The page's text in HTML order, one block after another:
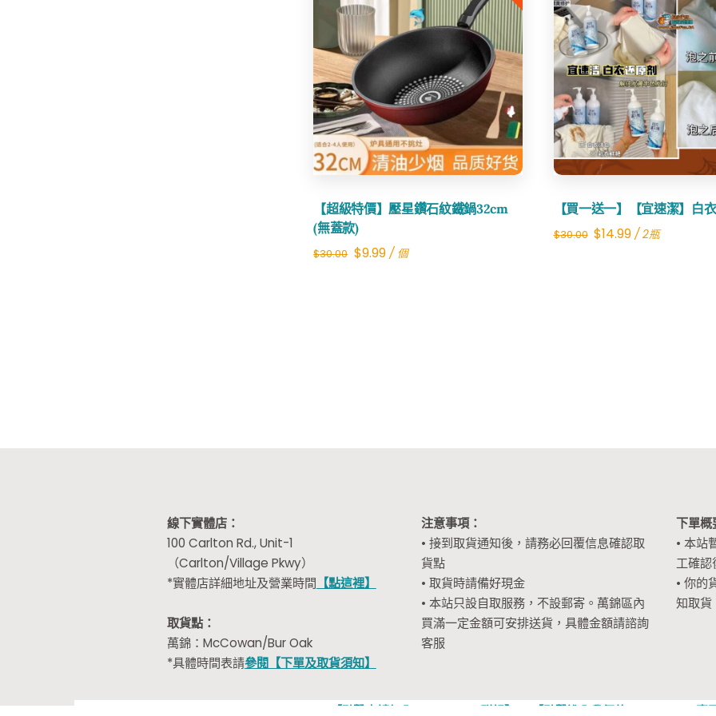
【超級特價】壓星鑽石紋鐵鍋32cm
(無蓋款)
$30.00 Original
$9.99Current
/ 個
Share
【買一送一】【宜速潔】白
$30.00 Original
$14.99Current
/ 2瓶
Share
線下實體店：
100 Carlton Rd., Unit-1
（Carlton/Village Pkwy）
*實體店詳細地址及營業時間 【點這裡】
取貨點：
萬錦：McCowan/Bur Oak
*具體時間表請參閱【下單及取貨須知】
注意事項：
• 接到取貨通知後，請務必回覆信息確認取
貨點
• 取貨時請備好現金
• 本站只設自取服務，不設郵寄。萬錦區內
買滿一定金額可安排送貨，具體金額請諮詢
客服
下單概
• 本站
工確認
• 你的
知取貨
【點擊申請加入WhatsApp群組】 【點擊進入我們的 Facebook 專